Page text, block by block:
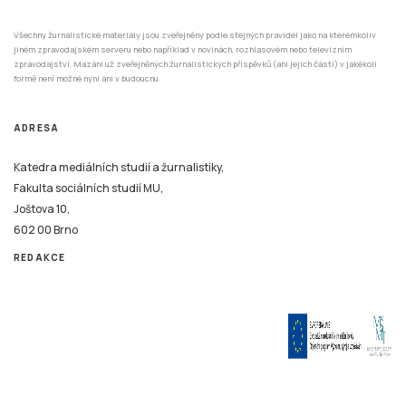
Všechny žurnalistické materiály jsou zveřejněny podle stejných pravidel jako na kterémkoliv
jiném zpravodajském serveru nebo například v novinách, rozhlasovém nebo televizním
zpravodajství. Mazání už zveřejněných žurnalistických příspěvků (ani jejich částí) v jakékoli
formě není možné nyní ani v budoucnu.
ADRESA
Katedra mediálních studií a žurnalistiky,
Fakulta sociálních studií MU,
Joštova 10,
602 00 Brno
REDAKCE